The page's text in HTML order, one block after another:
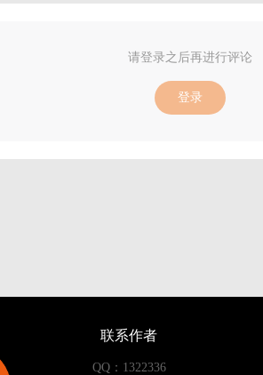
请登录之后再进行评论
登录
联系作者
QQ：1322336